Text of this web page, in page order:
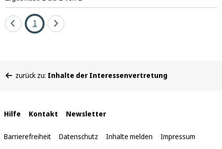
EineSeite
1
Eine
befinden
zurück zu: Inhalte der Interessenvertretung
Interne
Links
Hilfe Kontakt Newsletter
Barrierefreiheit Datenschutz Inhalte melden Impressum